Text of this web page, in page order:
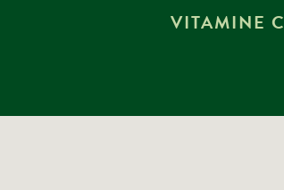
VITAMINE C